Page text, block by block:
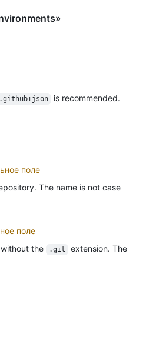
is recommended.
поле
The name is not case
поле
the
.git
extension. The